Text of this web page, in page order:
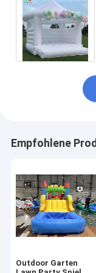
Empfohlene
Outdoor Garten